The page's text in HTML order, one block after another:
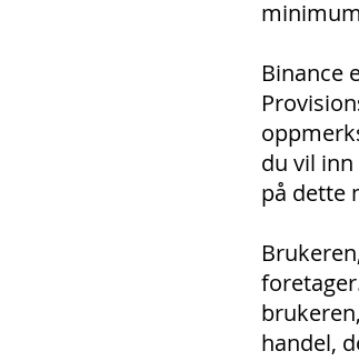
Binance
du vil
på dette
handel,